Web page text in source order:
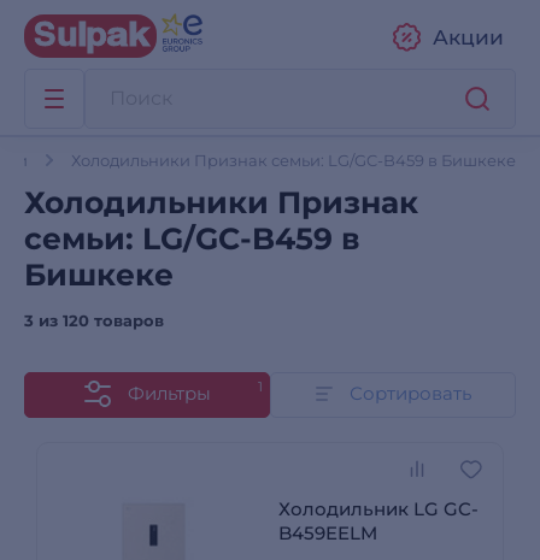
Акции
Холодильники Признак семьи: LG/GC-B459 в Бишкеке
Холодильники Признак
семьи: LG/GC-B459 в
Бишкеке
3 из 120 товаров
Фильтры 1 Сортировать
Холодильник LG GC-
B459EELM